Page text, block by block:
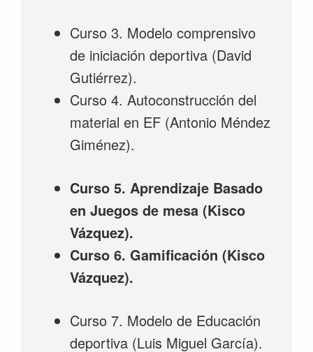
Curso 3. Modelo comprensivo
de iniciación deportiva (David
Gutiérrez).
Curso 4. Autoconstrucción del
material en EF (Antonio Méndez
Giménez).
Curso 5. Aprendizaje Basado
en Juegos de mesa (Kisco
Vázquez).
Curso 6. Gamificación (Kisco
Vázquez).
Curso 7. Modelo de Educación
deportiva (Luis Miguel García).